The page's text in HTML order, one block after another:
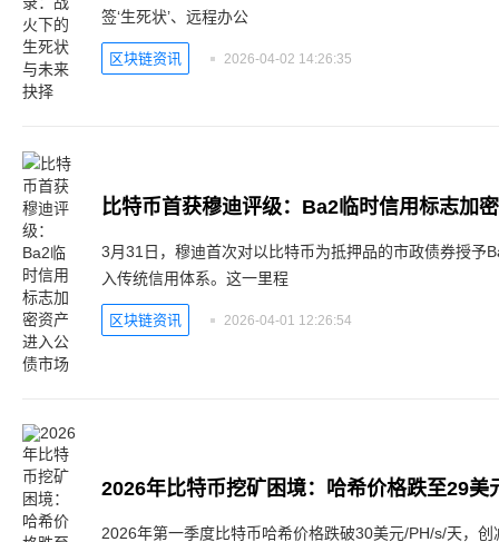
签‘生死状’、远程办公
区块链资讯 2026-04-02 14:26:35
比特币首获穆迪评级：Ba2临时信用标志加
3月31日，穆迪首次对以比特币为抵押品的市政债券授予
入传统信用体系。这一里程
区块链资讯 2026-04-01 12:26:54
2026年比特币挖矿困境：哈希价格跌至29美
2026年第一季度比特币哈希价格跌破30美元/PH/s/天，